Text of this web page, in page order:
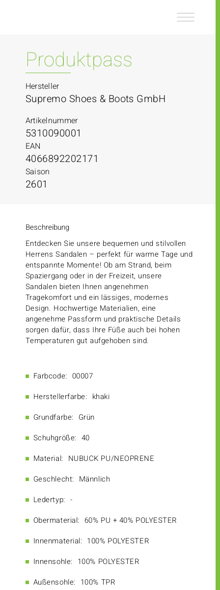
Produktpass
Hersteller
Supremo Shoes & Boots GmbH
Artikelnummer
5310090001
EAN
4066892202171
Saison
2601
Beschreibung
Entdecken Sie unsere bequemen und stilvollen
Herrens Sandalen – perfekt für warme Tage und
entspannte Momente! Ob am Strand, beim
Spaziergang oder in der Freizeit, unsere
Sandalen bieten Ihnen angenehmen
Tragekomfort und ein lässiges, modernes
Design. Hochwertige Materialien, eine
angenehme Passform und praktische Details
sorgen dafür, dass Ihre Füße auch bei hohen
Temperaturen gut aufgehoben sind.
Farbcode: 00007
Herstellerfarbe: khaki
Grundfarbe: Grün
Schuhgröße: 40
Material: NUBUCK PU/NEOPRENE
Geschlecht: Männlich
Ledertyp: -
Obermaterial: 60% PU + 40% POLYESTER
Innenmaterial: 100% POLYESTER
Innensohle: 100% POLYESTER
Außensohle: 100% TPR